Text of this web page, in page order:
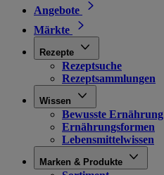
Angebote
Märkte
Rezepte
Rezeptsuche
Rezeptsammlungen
Wissen
Bewusste Ernährung
Ernährungsformen
Lebensmittelwissen
Marken & Produkte